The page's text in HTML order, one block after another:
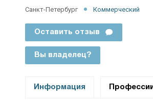
Санкт-Петербург Коммерческий
Оставить отзыв
Вы владелец?
Информация